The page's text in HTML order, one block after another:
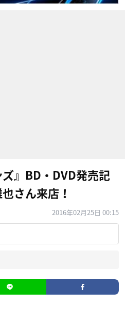
ズ』BD・DVD発売記
さん来店！
2016年02月25日 00:15